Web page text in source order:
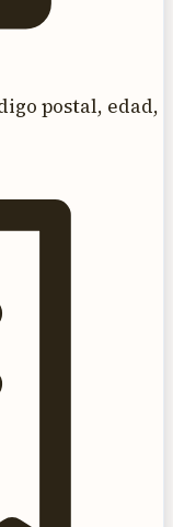
postal, edad,